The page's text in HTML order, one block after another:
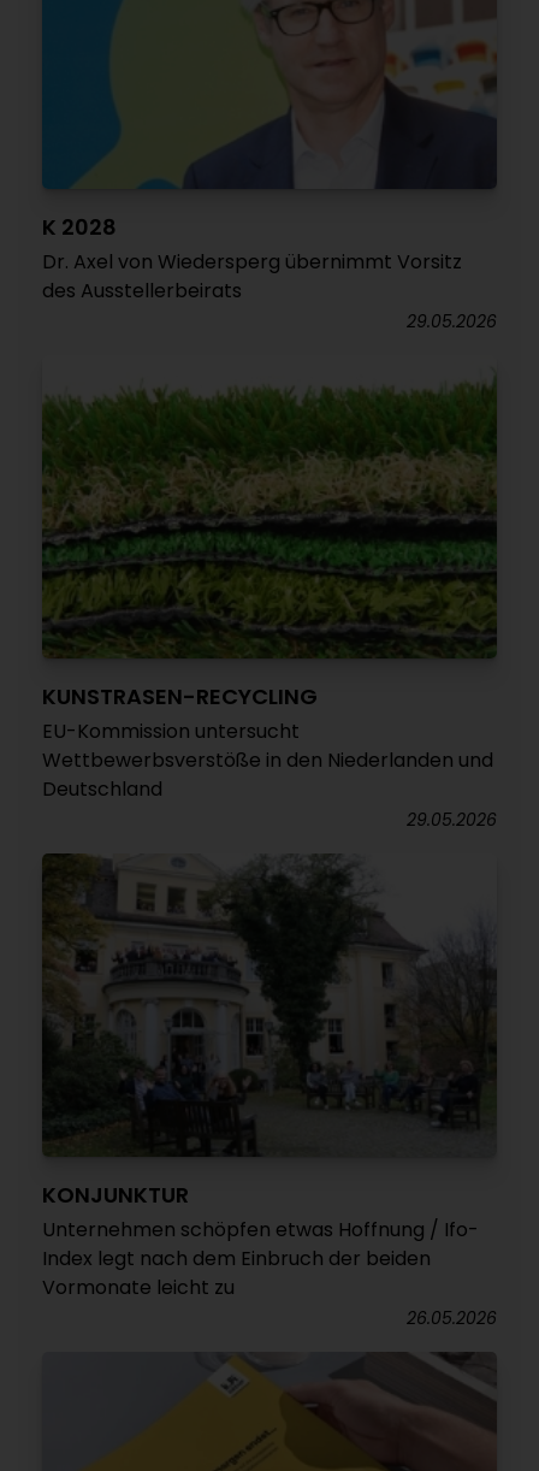
K 2028
Dr. Axel von Wiedersperg übernimmt Vorsitz
des Ausstellerbeirats
29.05.2026
KUNSTRASEN-RECYCLING
EU-Kommission untersucht
Wettbewerbsverstöße in den Niederlanden und
Deutschland
29.05.2026
KONJUNKTUR
Unternehmen schöpfen etwas Hoffnung / Ifo-
Index legt nach dem Einbruch der beiden
Vormonate leicht zu
26.05.2026